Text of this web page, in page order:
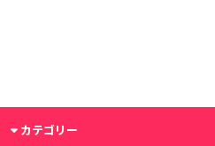
カテゴリー